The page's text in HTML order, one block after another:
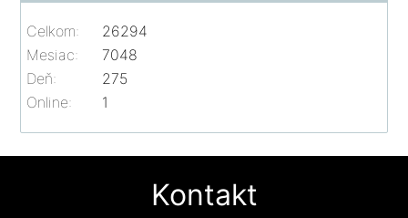
Online: 1
Celkom:
26294
Mesiac:
7048
Deň:
275
Kontakt